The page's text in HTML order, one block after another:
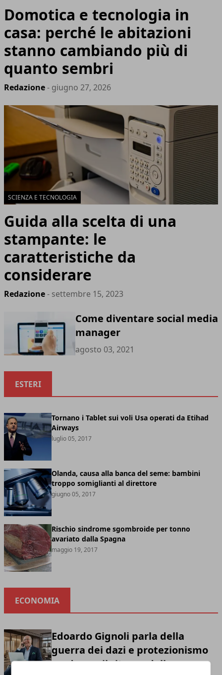
Domotica e tecnologia in
casa: perché le abitazioni
stanno cambiando più di
quanto sembri
Redazione- giugno 27, 2026
SCIENZA E TECNOLOGIA
Guida alla scelta di una
stampante: le
caratteristiche da
considerare
Redazione- settembre 15, 2023
Come diventare social media
manager
agosto 03, 2021
ESTERI
Tornano i Tablet sui voli Usa operati da Etihad
Airways
luglio 05, 2017
Olanda, causa alla banca del seme: bambini
troppo somiglianti al direttore
giugno 05, 2017
Rischio sindrome sgombroide per tonno
avariato dalla Spagna
maggio 19, 2017
ECONOMIA
Edoardo Gignoli parla della
guerra dei dazi e protezionismo
moderno: il ritorno della